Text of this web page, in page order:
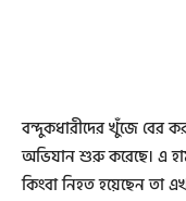
বন্দুকধারীদের খুঁজে বের
অভিযান শুরু করেছে। এ
কিংবা নিহত হয়েছেন তা